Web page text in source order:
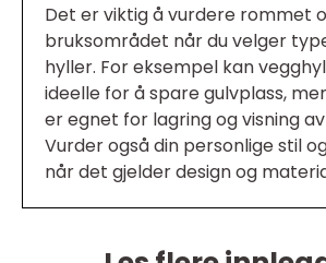
Det er viktig å vurdere rommet
bruksområdet når du velger
hyller. For eksempel kan
ideelle for å spare gulvplass,
er egnet for lagring og visning
Vurder også din personlige stil
når det gjelder design og